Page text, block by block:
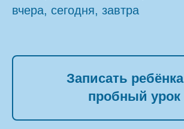
вчера, сегодня, завтра
Записать
пробный урок